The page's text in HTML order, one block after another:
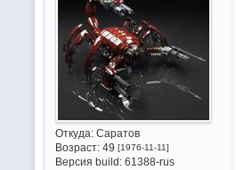
Откуда:Саратов
Возраст:49 [1976-11-11]
Версия build:61388-rus